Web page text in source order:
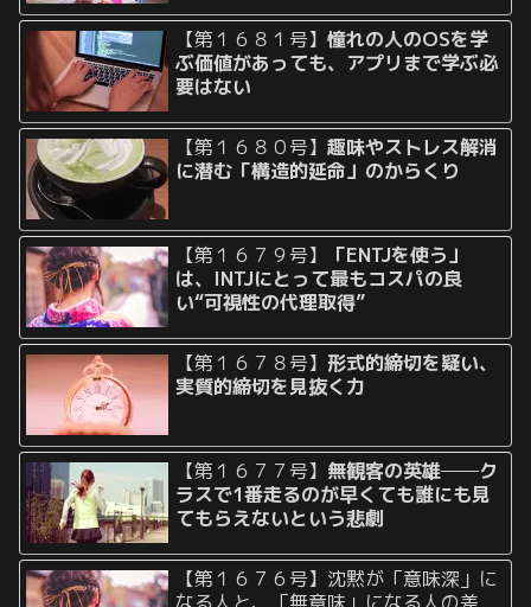
【第１６８１号】憧れの人のOSを学
ぶ価値があっても、アプリまで学ぶ必
要はない
【第１６８０号】趣味やストレス解消
に潜む「構造的延命」のからくり
【第１６７９号】
「ENTJを使う」
は、INTJにとって最もコスパの良
い“可視性の代理取得”
【第１６７８号】形式的締切を疑い、
実質的締切を見抜く力
【第１６７７号】 無観客の英雄──ク
ラスで1番走るのが早くても誰にも見
てもらえないという悲劇
【第１６７６号】沈黙が「意味深」に